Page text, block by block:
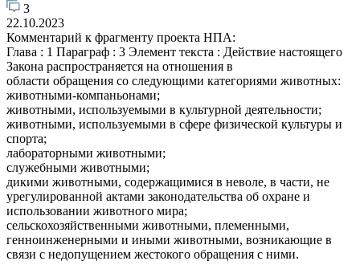
3
22.10.2023
Комментарий к фрагменту проекта НПА:
Глава : 1 Параграф : 3 Элемент текста : Действие настоящего
Закона распространяется на отношения в
области обращения со следующими категориями животных:
животными-компаньонами;
животными, используемыми в культурной деятельности;
животными, используемыми в сфере физической культуры и
спорта;
лабораторными животными;
служебными животными;
дикими животными, содержащимися в неволе, в части, не
урегулированной актами законодательства об охране и
использовании животного мира;
сельскохозяйственными животными, племенными,
генноинженерными и иными животными, возникающие в
связи с недопущением жестокого обращения с ними.